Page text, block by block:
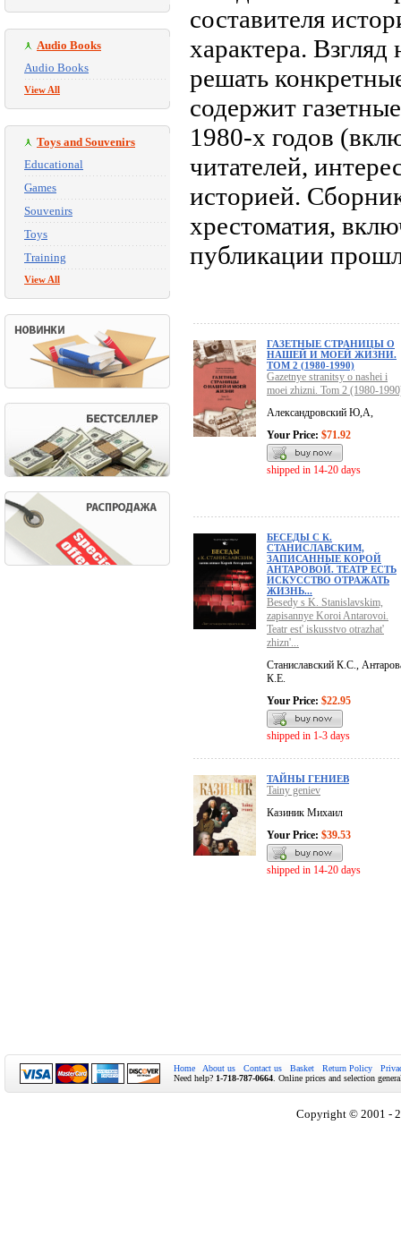
Audio Books
Audio Books
View All
Toys and Souvenirs
Educational
Games
Souvenirs
Toys
Training
View All
составителя
характера.
решать
содержит
1980-х годов
читателей,
историей.
хрестоматия,
публикации
ГАЗЕТНЫЕ СТРАНИЦЫ О
НАШЕЙ И МОЕЙ ЖИЗНИ.
ТОМ 2 (1980-1990)
Gazetnye stranitsy o nashei i
moei zhizni. Tom 2 (1980-
Александровский Ю,А,
Your Price: $71.92
shipped in 14-20 days
БЕСЕДЫ С К.
СТАНИСЛАВСКИМ,
ЗАПИСАННЫЕ КОРОЙ
АНТАРОВОЙ. ТЕАТР ЕСТЬ
ИСКУССТВО ОТРАЖАТЬ
ЖИЗНЬ...
Besedy s K. Stanislavskim,
zapisannye Koroi Antarovoi.
Teatr est' iskusstvo otrazhat'
zhizn'...
Станиславский К.С.,
К.Е.
Your Price: $22.95
shipped in 1-3 days
ТАЙНЫ ГЕНИЕВ
Tainy geniev
Казиник Михаил
Your Price: $39.53
shipped in 14-20 days
Home About us Contact us Basket Return Policy
Need help? 1-718-787-0664 . Online prices and selection
Copyright © 2001 -